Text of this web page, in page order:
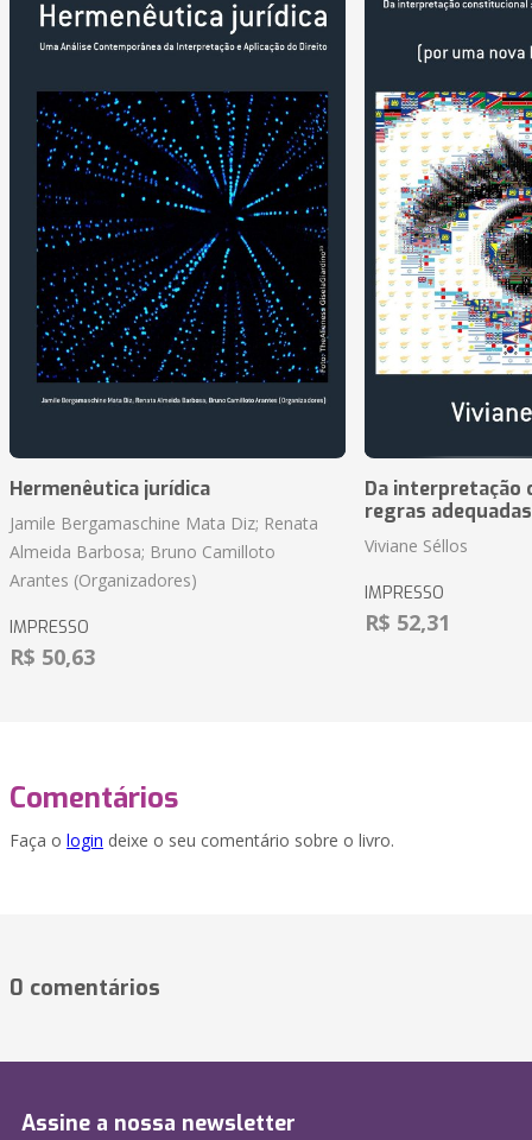
Hermenêutica jurídica
Jamile Bergamaschine Mata Diz; Renata
Almeida Barbosa; Bruno Camilloto
Arantes (Organizadores)
IMPRESSO
R$ 50,63
Da interpretação
regras
Viviane Séllos
IMPRESSO
R$ 52,31
Comentários
Faça o login deixe o seu comentário sobre o livro.
0 comentários
Assine a nossa newsletter